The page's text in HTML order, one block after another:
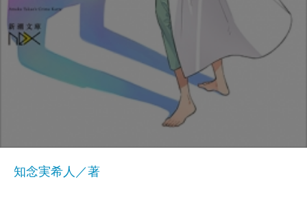
知念実希人／著